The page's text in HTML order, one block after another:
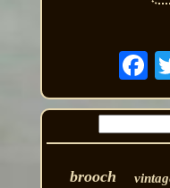
brooch